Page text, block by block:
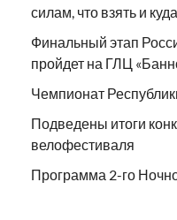
силам, что взять и
Финальный этап
пройдет на ГЛЦ
Чемпионат
Подведены итоги
велофестиваля
Программа 2-го